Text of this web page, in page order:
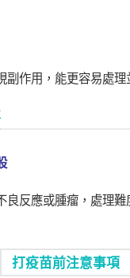
副作用，能更容易處理
良反應或腫瘤，處理
打疫苗前注意事項